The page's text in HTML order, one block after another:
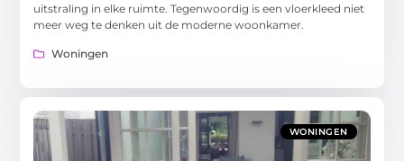
uitstraling in elke ruimte. Tegenwoordig is een vloerkleed niet
meer weg te denken uit de moderne woonkamer.
Woningen
WONINGEN